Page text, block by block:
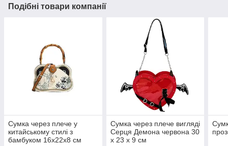
Подібні товари компанії
Сумка через плече у
китайському стилі з
бамбуком 16x22x8 см
Сумка через плече вигляді
Серця Демона червона 30
х 23 х 9 см